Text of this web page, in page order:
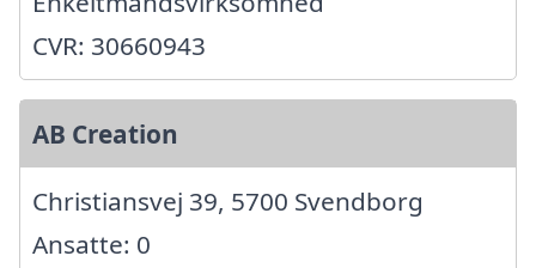
CVR: 30660943
AB Creation
Christiansvej 39, 5700 Svendborg
Ansatte: 0